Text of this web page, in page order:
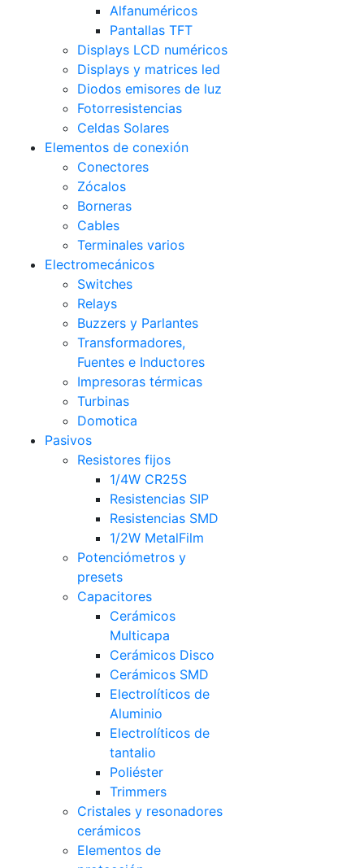
Alfanuméricos
Pantallas TFT
Displays LCD numéricos
Displays y matrices led
Diodos emisores de luz
Fotorresistencias
Celdas Solares
Elementos de conexión
Conectores
Zócalos
Borneras
Cables
Terminales varios
Electromecánicos
Switches
Relays
Buzzers y Parlantes
Transformadores,
Fuentes e Inductores
Impresoras térmicas
Turbinas
Domotica
Pasivos
Resistores fijos
1/4W CR25S
Resistencias SIP
Resistencias SMD
1/2W MetalFilm
Potenciómetros y
presets
Capacitores
Cerámicos
Multicapa
Cerámicos Disco
Cerámicos SMD
Electrolíticos de
Aluminio
Electrolíticos de
tantalio
Poliéster
Trimmers
Cristales y resonadores
cerámicos
Elementos de